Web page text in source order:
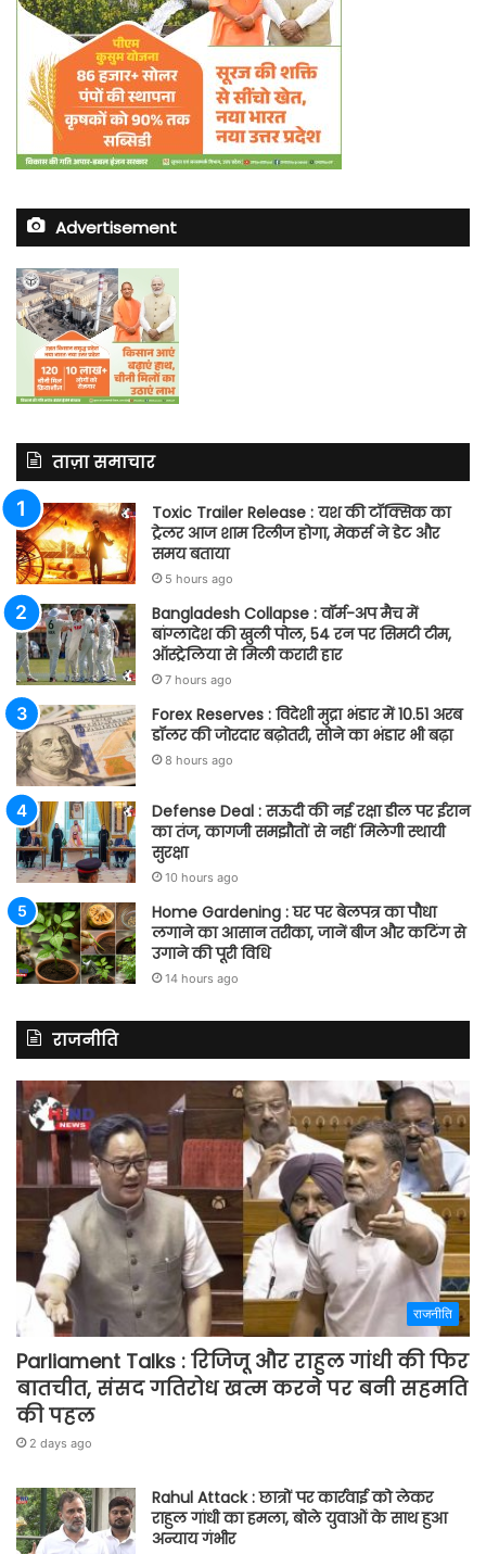
Advertisement
ताज़ा समाचार
Toxic Trailer Release : यश की टॉक्सिक का
ट्रेलर आज शाम रिलीज होगा, मेकर्स ने डेट और
समय बताया
5 hours ago
Bangladesh Collapse : वॉर्म-अप मैच में
बांग्लादेश की खुली पोल, 54 रन पर सिमटी टीम,
ऑस्ट्रेलिया से मिली करारी हार
7 hours ago
Forex Reserves : विदेशी मुद्रा भंडार में 10.51 अरब
डॉलर की जोरदार बढ़ोतरी, सोने का भंडार भी बढ़ा
8 hours ago
Defense Deal : सऊदी की नई रक्षा डील पर ईरान
का तंज, कागजी समझौतों से नहीं मिलेगी स्थायी
सुरक्षा
10 hours ago
Home Gardening : घर पर बेलपत्र का पौधा
लगाने का आसान तरीका, जानें बीज और कटिंग से
उगाने की पूरी विधि
14 hours ago
राजनीति
राजनीति
Parliament Talks : रिजिजू और राहुल गांधी की फिर
बातचीत, संसद गतिरोध खत्म करने पर बनी सहमति
की पहल
2 days ago
Rahul Attack : छात्रों पर कार्रवाई को लेकर
राहुल गांधी का हमला, बोले युवाओं के साथ हुआ
अन्याय गंभीर